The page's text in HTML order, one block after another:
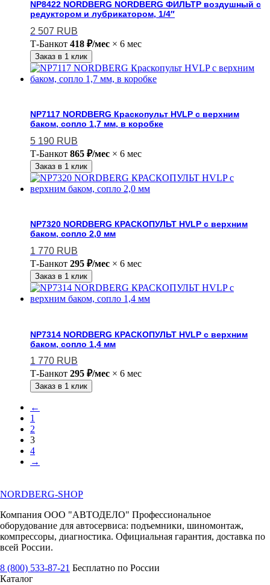
NP8422 NORDBERG NORDBERG ФИЛЬТР воздушный с
редуктором и лубрикатором, 1/4″
2 507 RUB
Т-Банкот 418 ₽/мес × 6 мес
Заказ в 1 клик
NP7117 NORDBERG Краскопульт HVLP с верхним
баком, сопло 1,7 мм, в коробке
5 190 RUB
Т-Банкот 865 ₽/мес × 6 мес
Заказ в 1 клик
NP7320 NORDBERG КРАСКОПУЛЬТ HVLP с верхним
баком, сопло 2,0 мм
1 770 RUB
Т-Банкот 295 ₽/мес × 6 мес
Заказ в 1 клик
NP7314 NORDBERG КРАСКОПУЛЬТ HVLP с верхним
баком, сопло 1,4 мм
1 770 RUB
Т-Банкот 295 ₽/мес × 6 мес
Заказ в 1 клик
←
1
2
3
4
→
NORDBERG-SHOP
Компания ООО "АВТОДЕЛО" Профессиональное
оборудование для автосервиса: подъемники, шиномонтаж,
компрессоры, диагностика. Официальная гарантия, доставка по
всей России.
8 (800) 533-87-21 Бесплатно по России
Каталог